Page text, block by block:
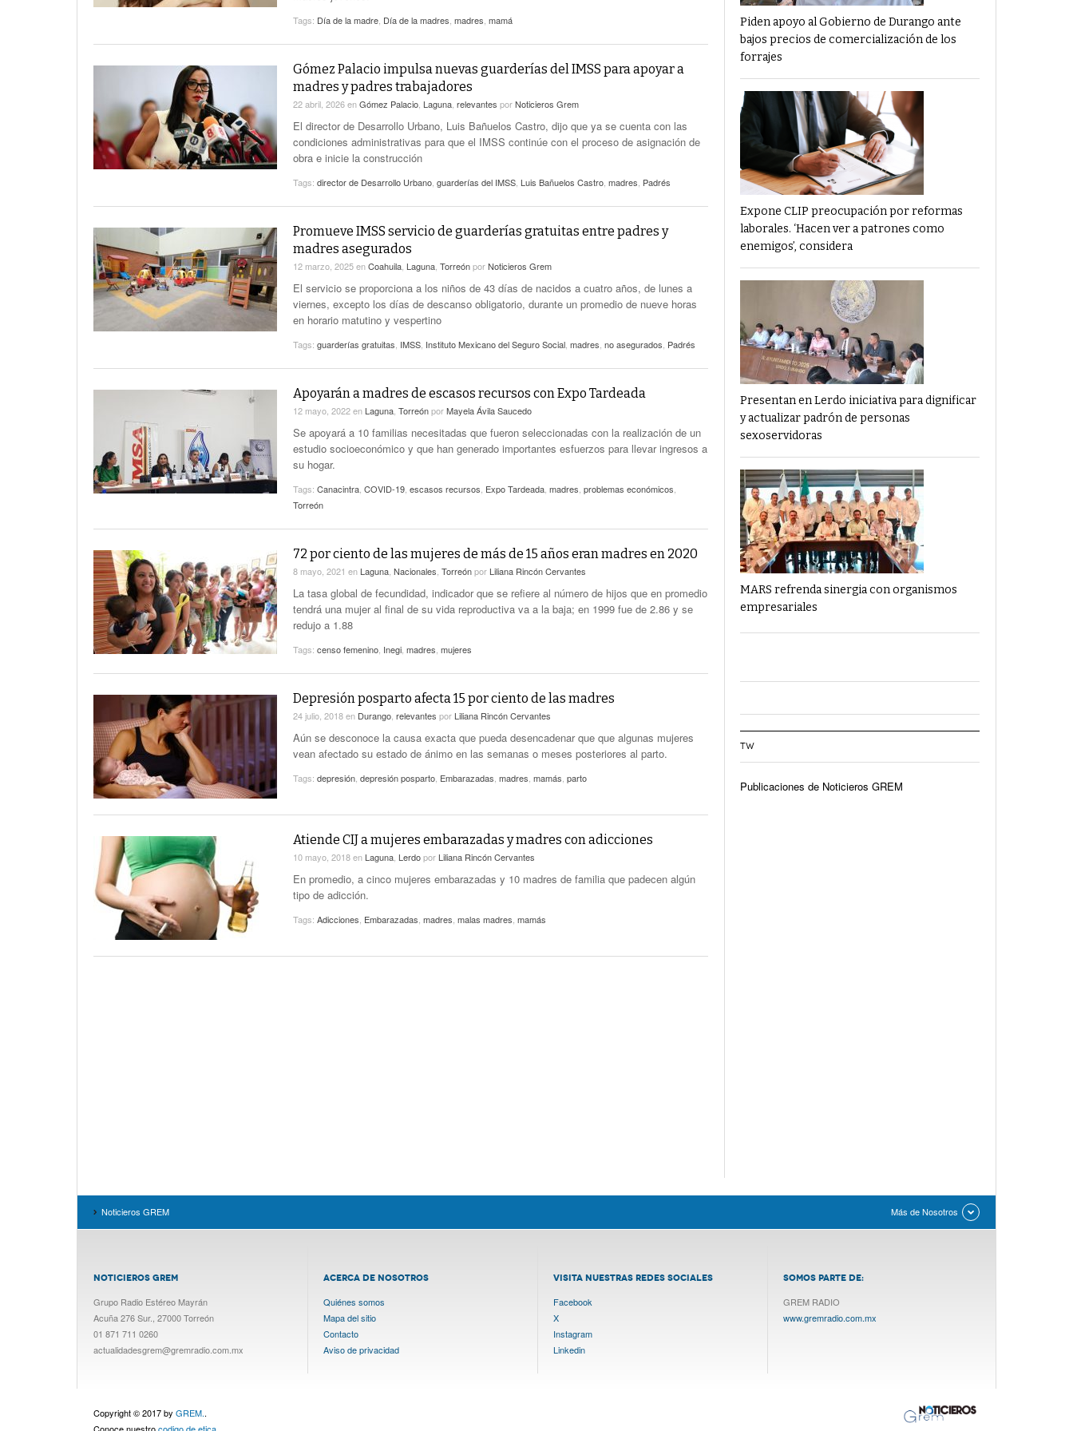
Tags: Día de la madre Día de la madres madres mamá
Gómez Palacio impulsa nuevas guarderías del IMSS para apoyar a
madres y padres trabajadores
22 abril, 2026enGómez Palacio Laguna relevantes porNoticieros Grem
El director de Desarrollo Urbano, Luis Bañuelos Castro, dijo que ya se cuenta con las
condiciones administrativas para que el IMSS continúe con el proceso de asignación de
obra e inicie la construcción
Tags: director de Desarrollo Urbano guarderías del IMSS Luis Bañuelos Castro madres Padrés
Promueve IMSS servicio de guarderías gratuitas entre padres y
madres asegurados
12 marzo, 2025enCoahuila Laguna TorreónporNoticieros Grem
El servicio se proporciona a los niños de 43 días de nacidos a cuatro años, de lunes a
viernes, excepto los días de descanso obligatorio, durante un promedio de nueve horas
en horario matutino y vespertino
Tags: guarderías gratuitas IMSS Instituto Mexicano del Seguro Social madres no asegurados Padrés
Apoyarán a madres de escasos recursos con Expo Tardeada
12 mayo, 2022en Laguna TorreónporMayela Ávila Saucedo
Se apoyará a 10 familias necesitadas que fueron seleccionadas con la realización de un
estudio socioeconómico y que han generado importantes esfuerzos para llevar ingresos a
su hogar.
Tags: Canacintra COVID-19 escasos recursos Expo Tardeada madres problemas económicos
Torreón
72 por ciento de las mujeres de más de 15 años eran madres en 2020
8 mayo, 2021 en Laguna Nacionales Torreónpor Liliana Rincón Cervantes
La tasa global de fecundidad, indicador que se refiere al número de hijos que en promedio
tendrá una mujer al final de su vida reproductiva va a la baja; en 1999 fue de 2.86 y se
redujo a 1.88
Tags: censo femenino Inegi madres mujeres
Depresión posparto afecta 15 por ciento de las madres
24 julio, 2018en Durango relevantes por Liliana Rincón Cervantes
Aún se desconoce la causa exacta que pueda desencadenar que que algunas mujeres
vean afectado su estado de ánimo en las semanas o meses posteriores al parto.
Tags: depresión depresión posparto Embarazadas madres mamás parto
Atiende CIJ a mujeres embarazadas y madres con adicciones
10 mayo, 2018en Laguna Lerdopor Liliana Rincón Cervantes
En promedio, a cinco mujeres embarazadas y 10 madres de familia que padecen algún
tipo de adicción.
Tags: Adicciones Embarazadas madres malas madres mamás
Piden apoyo al Gobierno de Durango ante
bajos precios de comercialización de los
forrajes
Expone CLIP preocupación por reformas
laborales. ‘Hacen ver a patrones como
enemigos’, considera
Presentan en Lerdo iniciativa para dignificar
y actualizar padrón de personas
sexoservidoras
MARS refrenda sinergia con organismos
empresariales
TW
Publicaciones de Noticieros GREM
Noticieros GREM Más de Nosotros
NOTICIEROS GREM
Grupo Radio Estéreo Mayrán
Acuña 276 Sur., 27000 Torreón
01 871 711 0260
actualidadesgrem@gremradio.com.mx
ACERCA DE NOSOTROS
Quiénes somos
Mapa del sitio
Contacto
Aviso de privacidad
VISITA NUESTRAS REDES SOCIALES
Facebook
X
Instagram
Linkedin
SOMOS PARTE DE:
GREM RADIO
www.gremradio.com.mx
Copyright © 2017 by GREM..